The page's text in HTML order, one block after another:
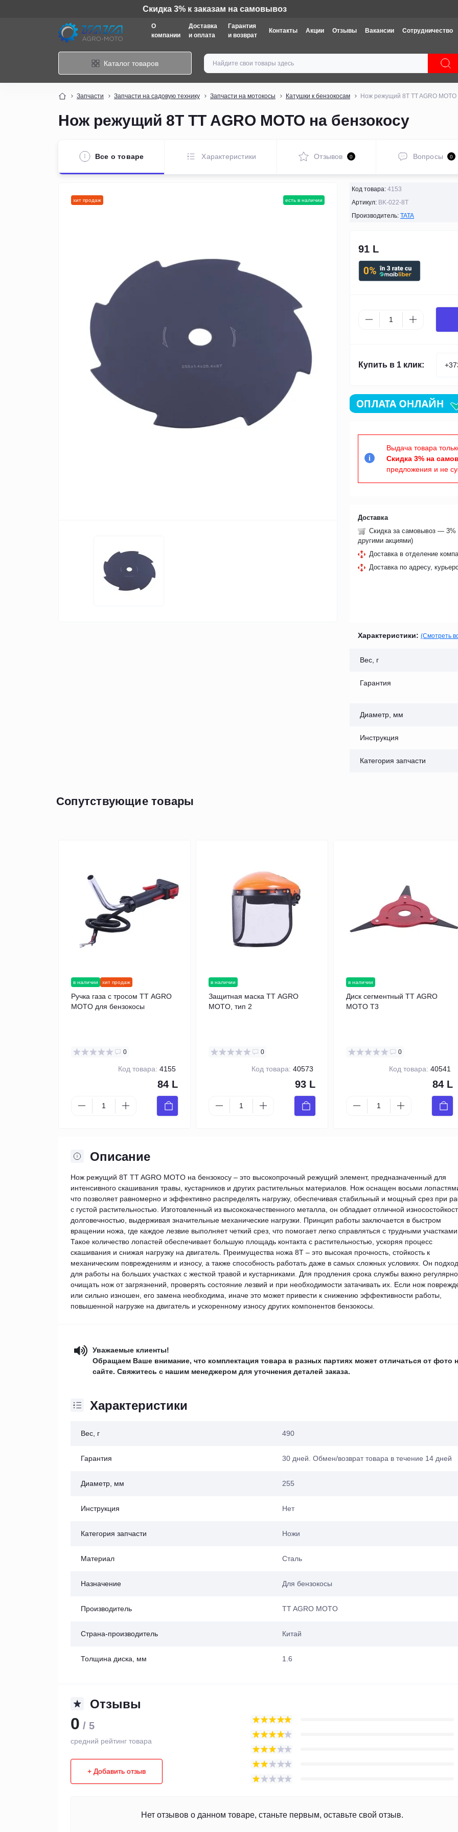
Техника: Бесплатная доставка
О
компании
Доставка
и оплата
Гарантия
и возврат
Контакты Акции Отзывы Вакансии Сотрудничество
Каталог товаров
Запчасти Запчасти на садовую технику Запчасти на мотокосы Катушки к бензокосам Нож режущий 8Т TT AGRO MOTO
Нож режущий 8Т TT AGRO MOTO на бензокосу
Все о товаре Характеристики Отзывов 0 Вопросы 0
хит продаж есть в наличии
Код товара: 4153
Артикул: BK-022-8Т
Производитель: TATA
91 L
Купить в 1 клик:
i
Выдача товара
Скидка 3% на
предложения и не
Доставка
Скидка за самовывоз — 3%
другими акциями)
Доставка в отделение
Доставка по адресу,
Характеристики: (Смотреть
Вес, г
Гарантия
Диаметр, мм
Инструкция
Категория запчасти
Сопутствующие товары
в наличии хит продаж
Ручка газа с тросом TT AGRO
MOTO для бензокосы
0
Код товара: 4155
84 L
в наличии
Защитная маска TT AGRO
MOTO, тип 2
0
Код товара: 40573
93 L
в наличии
Диск сегментный TT AGRO
MOTO Т3
0
Код товара: 40541
84 L
Описание
Нож режущий 8Т TT AGRO MOTO на бензокосу – это высокопрочный режущий элемент, предназначенный для
интенсивного скашивания травы, кустарников и других растительных материалов. Нож оснащен восьми
что позволяет равномерно и эффективно распределять нагрузку, обеспечивая стабильный и мощный срез при
с густой растительностью. Изготовленный из высококачественного металла, он обладает отличной
долговечностью, выдерживая значительные механические нагрузки. Принцип работы заключается в быстром
вращении ножа, где каждое лезвие выполняет четкий срез, что помогает легко справляться с трудными участками.
Такое количество лопастей обеспечивает большую площадь контакта с растительностью, ускоряя процесс
скашивания и снижая нагрузку на двигатель. Преимущества ножа 8Т – это высокая прочность, стойкость к
механическим повреждениям и износу, а также способность работать даже в самых сложных условиях. Он
для работы на больших участках с жесткой травой и кустарниками. Для продления срока службы важно регулярно
очищать нож от загрязнений, проверять состояние лезвий и при необходимости затачивать их. Если нож
или сильно изношен, его замена необходима, иначе это может привести к снижению эффективности работы,
повышенной нагрузке на двигатель и ускоренному износу других компонентов бензокосы.
Уважаемые клиенты!
Обращаем Ваше внимание, что комплектация товара в разных партиях может отличаться от фото
сайте. Свяжитесь с нашим менеджером для уточнения деталей заказа.
Характеристики
Вес, г 490
Гарантия 30 дней. Обмен/возврат товара в течение 14 дней
Диаметр, мм 255
Инструкция Нет
Категория запчасти Ножи
Материал Сталь
Назначение Для бензокосы
Производитель TT AGRO MOTO
Страна-производитель Китай
Толщина диска, мм 1.6
Отзывы
0 / 5
средний рейтинг товара
+ Добавить отзыв
Нет отзывов о данном товаре, станьте первым, оставьте свой отзыв.